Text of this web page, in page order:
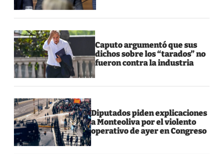
Caputo argumentó que sus
dichos sobre los “tarados” no
fueron contra la industria
Diputados piden explicaciones
a Monteoliva por el violento
operativo de ayer en Congreso